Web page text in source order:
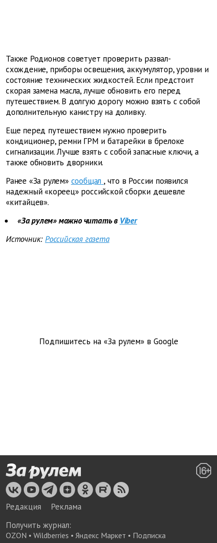
Также Родионов советует проверить развал-
схождение, приборы освещения, аккумулятор, уровни и
состояние технических жидкостей. Если предстоит
скорая замена масла, лучше обновить его перед
путешествием. В долгую дорогу можно взять с собой
дополнительную канистру на доливку.
Еще перед путешествием нужно проверить
кондиционер, ремни ГРМ и батарейки в брелоке
сигнализации. Лучше взять с собой запасные ключи, а
также обновить дворники.
Ранее «За рулем» сообщал , что в России появился
надежный «кореец» российской сборки дешевле
«китайцев».
«За рулем» можно читать в Viber
Источник: Российская газета
Подпишитесь на «За рулем» в Google
Редакция
Реклама
Получить журнал:
OZON • Wildberries • Яндекс Маркет • Подписка